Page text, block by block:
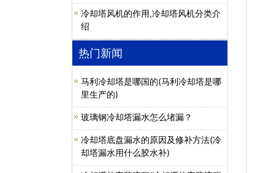
冷却塔风机的作用,冷却塔风机分类介
绍
热门新闻
马利冷却塔是哪国的(马利冷却塔是哪
里生产的)
玻璃钢冷却塔漏水怎么堵漏？
冷却塔底盘漏水的原因及修补方法(冷
却塔漏水用什么胶水补)